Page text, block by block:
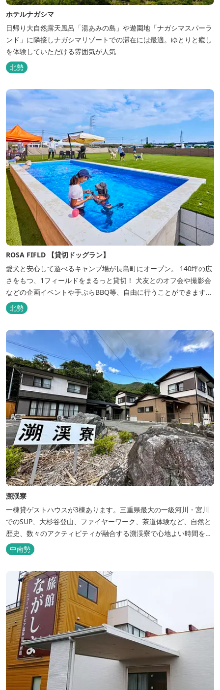
ホテルナガシマ
日帰り大自然露天風呂「湯あみの島」や遊園地「ナガシマスパーラ
ンド」に隣接しナガシマリゾートでの滞在には最適。ゆとりと癒し
を体験していただける雰囲気が人気
北勢
ROSA FIFLD 【貸切ドッグラン】
愛犬と安心して遊べるキャンプ場が長島町にオープン。 140坪の広
さをもつ、1フィールドをまるっと貸切！ 犬友とのオフ会や撮影会
などの企画イベントや手ぶらBBQ等、自由に行うことができます。
フードメニューも豊富で手ぶらでBBQを予算に合わせてお選びいた
だき、楽しんでいただくことがてぎます。 ドックランは全面人工芝
で水はけもよく、ワンちゃんの汚れを気にすることなく自由に遊
べ、エリア...
北勢
溯渓寮
一棟貸ゲストハウスが3棟あります。三重県最大の一級河川・宮川
でのSUP、大杉谷登山、ファイヤーワーク、茶道体験など、自然と
歴史、数々のアクティビティが融合する溯渓寮で心地よい時間をお
過ごしください。 溯渓寮A棟は、22㎡の広々としたLDKを有する清
潔な宿泊棟です。大きな窓からは四季折々の美しい風景を眺望で
の滞在が可能です。落ち...
中南勢